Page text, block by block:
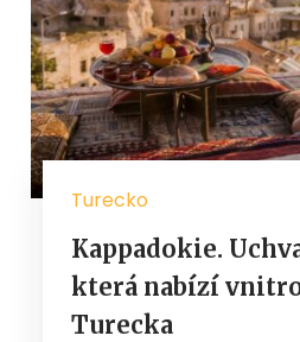
Turecko
Kappadokie.
která nabízí
Turecka